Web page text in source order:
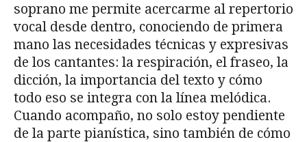
soprano me permite acercarme al repertorio
vocal desde dentro, conociendo de primera
mano las necesidades técnicas y expresivas
de los cantantes: la respiración, el fraseo, la
dicción, la importancia del texto y cómo
todo eso se integra con la línea melódica.
Cuando acompaño, no solo estoy pendiente
de la parte pianística, sino también de cómo